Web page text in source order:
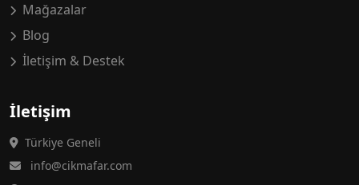
Mağazalar
Blog
İletişim & Destek
İletişim
Türkiye Geneli
info@cikmafar.com